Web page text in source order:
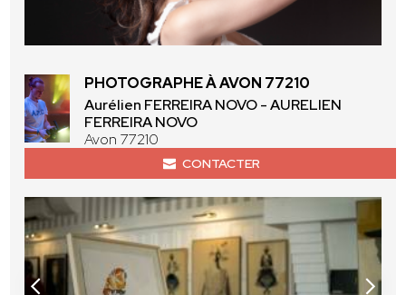
PHOTOGRAPHE À AVON 77210
Aurélien FERREIRA NOVO - AURELIEN
FERREIRA NOVO
Avon 77210
CONTACTER